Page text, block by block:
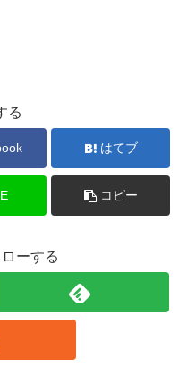
る
はてブ
コピー
ーする